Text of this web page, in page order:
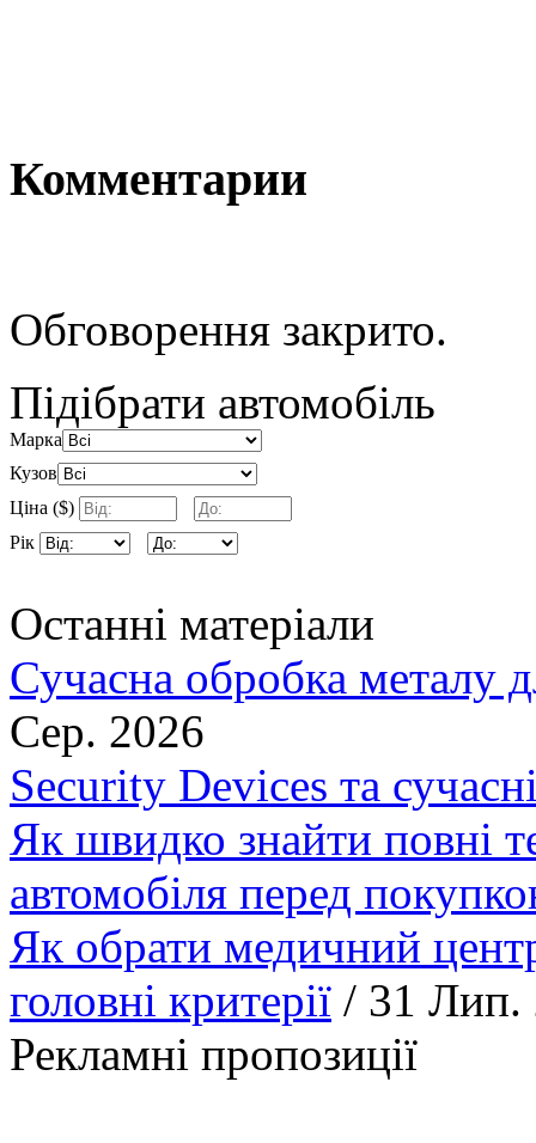
Комментарии
Обговорення закрито.
Підібрати автомобіль
Марка
Кузов
Ціна ($)
Рік
Останні матеріали
Сучасна обробка металу
Сер. 2026
Security Devices та
Як швидко знайти повні
автомобіля перед
Як обрати медичний
головні критерії / 31 Лип.
Рекламні пропозиції